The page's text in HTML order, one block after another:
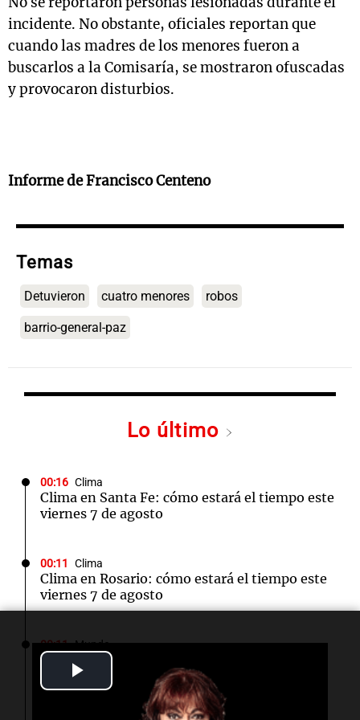
Video
incidente. No obstante, oficiales reportan que
cuando las madres de los menores fueron a
buscarlos a la Comisaría, se mostraron ofuscadas
y provocaron disturbios.
Informe de Francisco Centeno
Temas
Detuvieron cuatro menores robos
barrio-general-paz
Lo último
00:16 Clima
Clima en Santa Fe: cómo estará el tiempo este
viernes 7 de agosto
00:11 Clima
Clima en Rosario: cómo estará el tiempo este
viernes 7 de agosto
00:11 Mundo
Incendio en Cuernavaca por fuga de gas en
camión cisterna deja 21 heridos